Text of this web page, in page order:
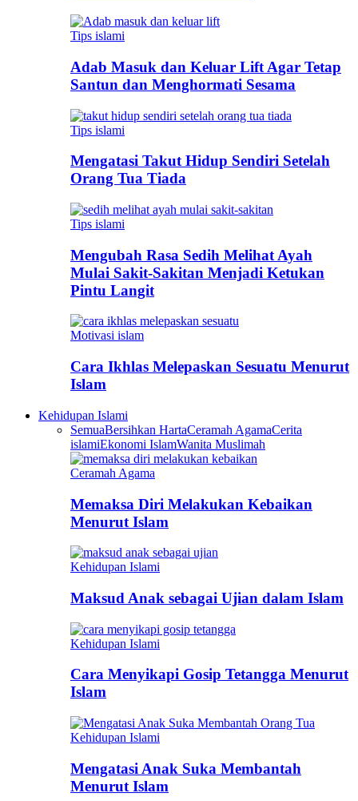
Tips islami
Adab Masuk dan Keluar Lift Agar Tetap
Santun dan Menghormati Sesama
Tips islami
Mengatasi Takut Hidup Sendiri Setelah
Orang Tua Tiada
Tips islami
Mengubah Rasa Sedih Melihat Ayah
Mulai Sakit-Sakitan Menjadi Ketukan
Pintu Langit
Motivasi islam
Cara Ikhlas Melepaskan Sesuatu Menurut
Islam
Kehidupan Islami
SemuaBersihkan HartaCeramah AgamaCerita
islamiEkonomi IslamWanita Muslimah
Ceramah Agama
Memaksa Diri Melakukan Kebaikan
Menurut Islam
Kehidupan Islami
Maksud Anak sebagai Ujian dalam Islam
Kehidupan Islami
Cara Menyikapi Gosip Tetangga Menurut
Islam
Kehidupan Islami
Mengatasi Anak Suka Membantah
Menurut Islam